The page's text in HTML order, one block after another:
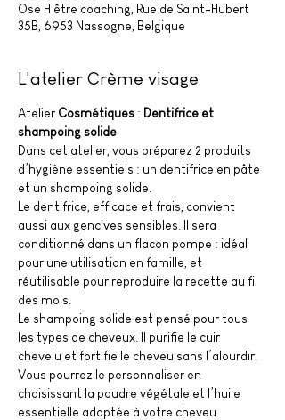
Ose H être coaching, Rue de Saint-Hubert
35B, 6953 Nassogne, Belgique
L'atelier Crème visage
Atelier Cosmétiques : Dentifrice et
shampoing solide
Dans cet atelier, vous préparez 2 produits
d’hygiène essentiels : un dentifrice en pâte
et un shampoing solide.
Le dentifrice, efficace et frais, convient
aussi aux gencives sensibles. Il sera
conditionné dans un flacon pompe : idéal
pour une utilisation en famille, et
réutilisable pour reproduire la recette au fil
des mois.
Le shampoing solide est pensé pour tous
les types de cheveux. Il purifie le cuir
chevelu et fortifie le cheveu sans l’alourdir.
Vous pourrez le personnaliser en
choisissant la poudre végétale et l’huile
essentielle adaptée à votre cheveu.